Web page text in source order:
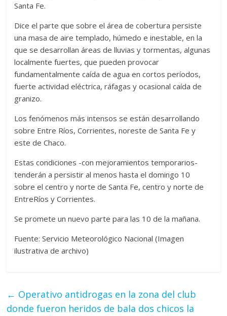
Santa Fe.
Dice el parte que sobre el área de cobertura persiste
una masa de aire templado, húmedo e inestable, en la
que se desarrollan áreas de lluvias y tormentas, algunas
localmente fuertes, que pueden provocar
fundamentalmente caída de agua en cortos períodos,
fuerte actividad eléctrica, ráfagas y ocasional caída de
granizo.
Los fenómenos más intensos se están desarrollando
sobre Entre Ríos, Corrientes, noreste de Santa Fe y
este de Chaco.
Estas condiciones -con mejoramientos temporarios-
tenderán a persistir al menos hasta el domingo 10
sobre el centro y norte de Santa Fe, centro y norte de
EntreRíos y Corrientes.
Se promete un nuevo parte para las 10 de la mañana.
Fuente: Servicio Meteorológico Nacional (Imagen
ilustrativa de archivo)
← Operativo antidrogas en la zona del club
donde fueron heridos de bala dos chicos la